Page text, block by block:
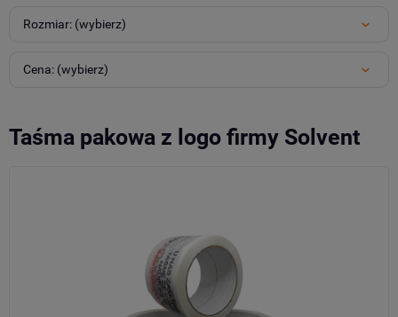
Rozmiar: (wybierz)
Cena: (wybierz)
Taśma pakowa z logo firmy Solvent